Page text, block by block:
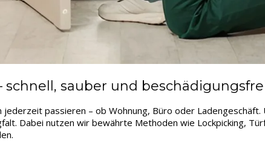
sauber und
passieren – ob Wohnung, Büro oder
Dabei nutzen wir bewährte Methoden wie Lockpicking,